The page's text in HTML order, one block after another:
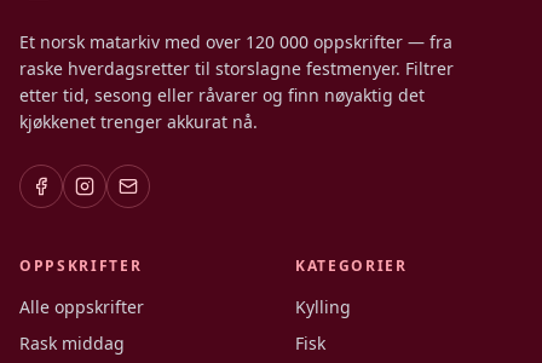
Et norsk matarkiv med over 120 000 oppskrifter — fra
raske hverdagsretter til storslagne festmenyer. Filtrer
etter tid, sesong eller råvarer og finn nøyaktig det
kjøkkenet trenger akkurat nå.
OPPSKRIFTER
Alle oppskrifter
Rask middag
KATEGORIER
Kylling
Fisk